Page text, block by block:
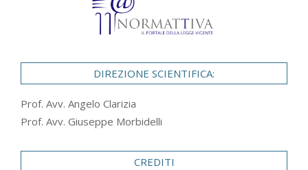
DIREZIONE SCIENTIFICA:
Prof. Avv. Angelo Clarizia
Prof. Avv. Giuseppe Morbidelli
CREDITI